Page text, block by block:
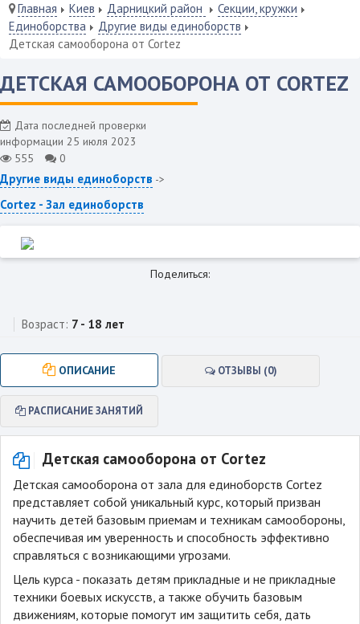
Главная Киев Дарницкий район
Секции, кружки
Единоборства
Другие виды единоборств
Детская самооборона от Cortez
ДЕТСКАЯ САМООБОРОНА ОТ CORTEZ
Дата последней проверки
информации 25 июля 2023
555
0
Другие виды единоборств ->
Cortez - Зал единоборств
Поделиться:
Возраст: 7 - 18 лет
ОПИСАНИЕ ОТЗЫВЫ (0)
РАСПИСАНИЕ ЗАНЯТИЙ
Детская самооборона от Cortez
Детская самооборона от зала для единоборств Cortez
представляет собой уникальный курс, который призван
научить детей базовым приемам и техникам самообороны,
обеспечивая им уверенность и способность эффективно
справляться с возникающими угрозами.
Цель курса - показать детям прикладные и не прикладные
техники боевых искусств, а также обучить базовым
движениям, которые помогут им защитить себя, дать